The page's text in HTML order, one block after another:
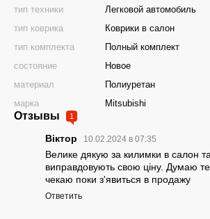
тип техники
Легковой автомобиль
тип коврика
Коврики в салон
тип комплекта
Полный комплект
состояние
Новое
материал
Полиуретан
марка
Mitsubishi
Отзывы 1
Віктор 10.02.2024 в 07:35
Велике дякую за килимки в салон
виправдовують свою ціну. Думаю
чекаю поки з'явиться в продажу
Ответить